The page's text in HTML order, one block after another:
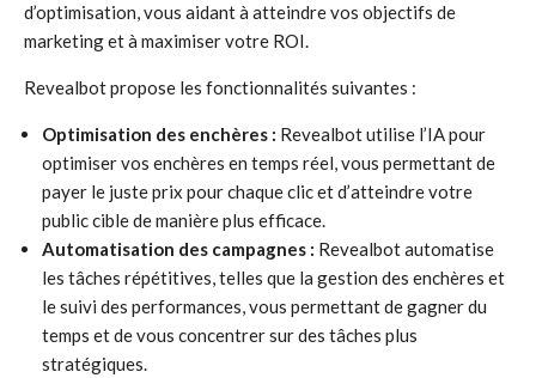
d’optimisation, vous aidant à atteindre vos objectifs de
marketing et à maximiser votre ROI.
Revealbot propose les fonctionnalités suivantes :
Optimisation des enchères : Revealbot utilise l’IA pour
optimiser vos enchères en temps réel, vous permettant de
payer le juste prix pour chaque clic et d’atteindre votre
public cible de manière plus efficace.
Automatisation des campagnes : Revealbot automatise
les tâches répétitives, telles que la gestion des enchères et
le suivi des performances, vous permettant de gagner du
temps et de vous concentrer sur des tâches plus
stratégiques.